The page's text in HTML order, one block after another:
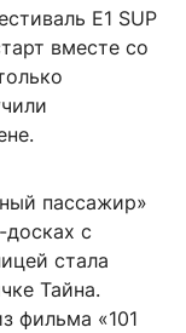
E1 SUP
вместе со
пассажир»
с
стала
Тайна.
фильма «101